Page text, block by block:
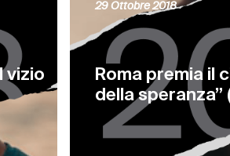
vizio
Roma premia il
della speranza”
29 Ottobre 2018